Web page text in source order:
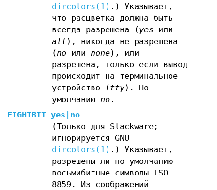
dircolors(1) .) Указывает,
что расцветка должна быть
всегда разрешена (yes или
all ), никогда не разрешена
(noили none), или
разрешена, только если вывод
происходит на терминальное
устройство (tty). По
умолчанию no.
EIGHTBIT yes|no
(Только для Slackware;
игнорируется GNU
dircolors(1) .) Указывает,
разрешены ли по умолчанию
восьмибитные символы ISO
8859. Из соображений